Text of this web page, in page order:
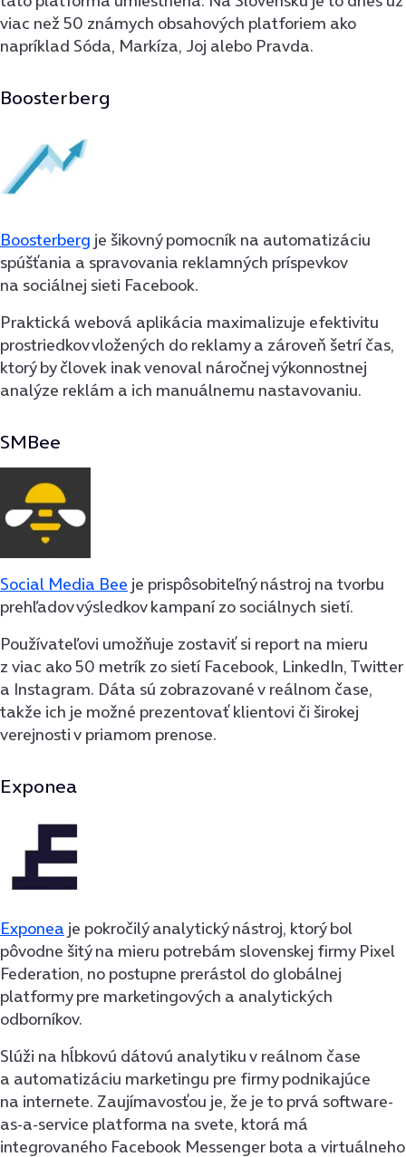
viac než 50 známych obsahových platforiem ako
napríklad Sóda, Markíza, Joj alebo Pravda.
Boosterberg
Boosterberg je šikovný pomocník na automatizáciu
spúšťania a spravovania reklamných príspevkov
na sociálnej sieti Facebook.
Praktická webová aplikácia maximalizuje efektivitu
prostriedkov vložených do reklamy a zároveň šetrí čas,
ktorý by človek inak venoval náročnej výkonnostnej
analýze reklám a ich manuálnemu nastavovaniu.
SMBee
Social Media Bee je prispôsobiteľný nástroj na tvorbu
prehľadov výsledkov kampaní zo sociálnych sietí.
Používateľovi umožňuje zostaviť si report na mieru
z viac ako 50 metrík zo sietí Facebook, LinkedIn, Twitter
a Instagram. Dáta sú zobrazované v reálnom čase,
takže ich je možné prezentovať klientovi či širokej
verejnosti v priamom prenose.
Exponea
Exponea je pokročilý analytický nástroj, ktorý bol
pôvodne šitý na mieru potrebám slovenskej firmy Pixel
Federation, no postupne prerástol do globálnej
platformy pre marketingových a analytických
odborníkov.
Slúži na hĺbkovú dátovú analytiku v reálnom čase
a automatizáciu marketingu pre firmy podnikajúce
na internete. Zaujímavosťou je, že je to prvá software-
as-a-service platforma na svete, ktorá má
integrovaného Facebook Messenger bota a virtuálneho